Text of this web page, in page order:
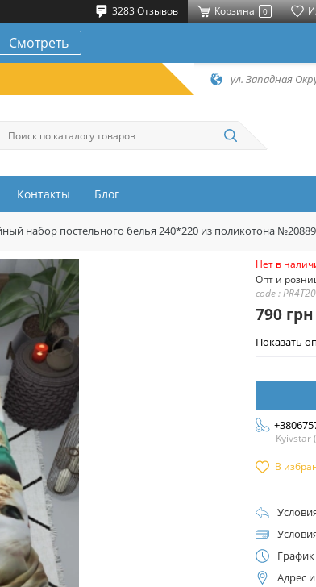
3283 Отзывов Корзина 0
Смотреть
ул. Западная
Контакты Блог
набор постельного белья 240*220 из поликотона
Нет в
Опт и
code :
790 грн
Показать
Kyivstar
В
Адрес